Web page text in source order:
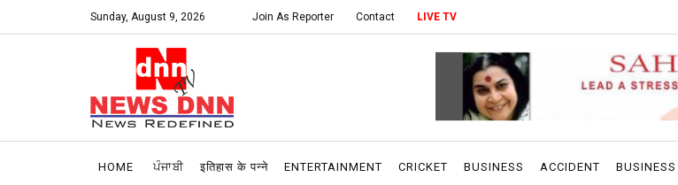
Sunday, August 9, 2026 Join As Reporter Contact LIVE TV
HOME ਪੰਜਾਬੀ इतिहास के पन्ने ENTERTAINMENT CRICKET BUSINESS ACCIDENT BUSINESS